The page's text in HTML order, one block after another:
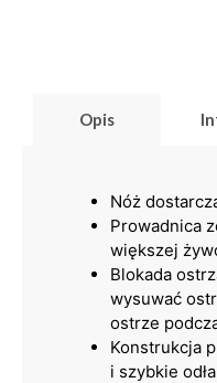
Opis
Nóż
Prowadnica
większej
Blokada
wysuwać
ostrze
Konstrukcja
i szybkie